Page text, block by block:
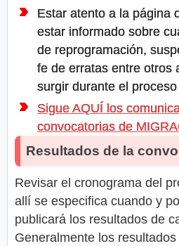
Estar atento a la página
estar informado sobre
de reprogramación,
fe de erratas entre otros
surgir durante el
Sigue AQUÍ los
convocatorias de
Resultados de la
Revisar el cronograma del
allí se especifica cuando y
publicará los resultados de
Generalmente los